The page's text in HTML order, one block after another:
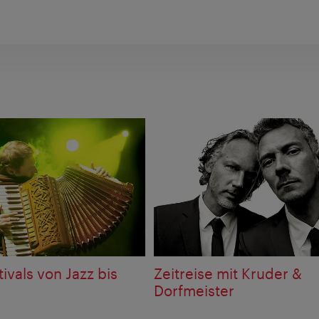
von Jazz bis
Zeitreise mit Kruder &
Dorfmeister